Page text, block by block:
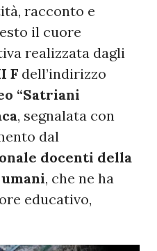
racconto e
il cuore
realizzata dagli
F dell’indirizzo
“Satriani
, segnalata con
dal
docenti della
, che ne ha
educativo,